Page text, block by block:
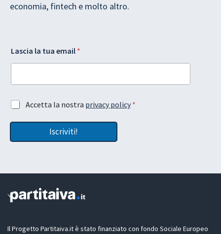
economia, fintech e molto altro.
a
t
a
c
c
o
e
Lascia la tua email *
*
c
e
a
i
o
A
c
t
n
D
Accetta la nostra privacy policy *
Iscriviti!
Il Progetto Partitaiva.it è stato finanziato con fondo Sociale Europeo